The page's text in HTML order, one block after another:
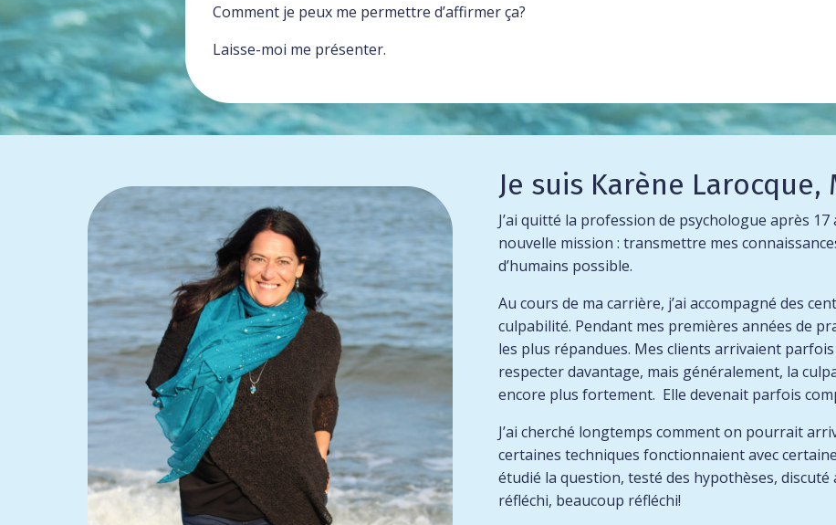
Comment je peux me permettre d’affirmer ça?
Laisse-moi me présenter.
Je suis Karène Larocque,
J’ai quitté la profession de psychologue après
nouvelle mission : transmettre mes
d’humains possible.
Au cours de ma carrière, j’ai accompagné des
culpabilité. Pendant mes premières années de
les plus répandues. Mes clients arrivaient
respecter davantage, mais généralement, la
encore plus fortement. Elle devenait parfois
J’ai cherché longtemps comment on pourrait
certaines techniques fonctionnaient avec
étudié la question, testé des hypothèses, discuté
réfléchi, beaucoup réfléchi!